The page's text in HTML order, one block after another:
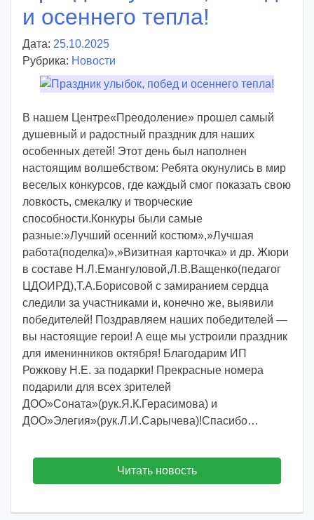
и осеннего тепла!
Дата: 25.10.2025
в
т
о
v
m
Рубрика: Новости
В нашем Центре«Преодоление» прошел самый
душевный и радостный праздник для наших
особенных детей! Этот день был наполнен
настоящим волшебством: Ребята окунулись в мир
веселых конкурсов, где каждый смог показать свою
ловкость, смекалку и творческие
способности.Конкуры были самые
разные:»Лучший осенний костюм»,»Лучшая
работа(поделка)»,»Визитная карточка» и др. Жюри
в составе Н.Л.Емангуловой,Л.В.Ващенко(педагог
ЦДОИРД),Т.А.Борисовой с замиранием сердца
следили за участниками и, конечно же, выявили
победителей! Поздравляем наших победителей —
вы настоящие герои! А еще мы устроили праздник
для именинников октября! Благодарим ИП
Рожкову Н.Е. за подарки! Прекрасные номера
подарили для всех зрителей
ДОО»Соната»(рук.Я.К.Герасимова) и
ДОО»Элегия»(рук.Л.И.Сарычева)!Спасибо…
Читать новость